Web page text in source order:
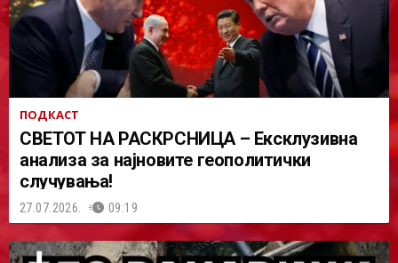
ПОДКАСТ
СВЕТОТ НА РАСКРСНИЦА – Ексклузивна
анализа за најновите геополитички
случувања!
27.07.2026. 09:19